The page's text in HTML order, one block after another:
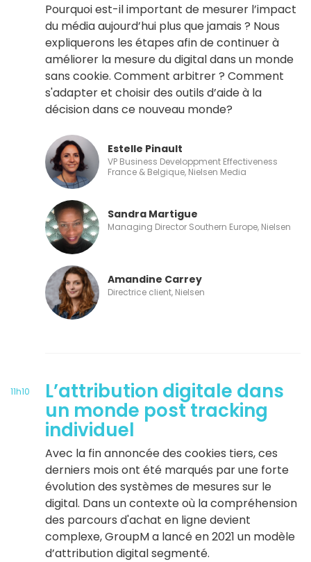
Pourquoi est-il important de mesurer l’impact
du média aujourd’hui plus que jamais ? Nous
expliquerons les étapes afin de continuer à
améliorer la mesure du digital dans un monde
sans cookie. Comment arbitrer ? Comment
s'adapter et choisir des outils d’aide à la
décision dans ce nouveau monde?
Estelle Pinault
VP Business Developpment Effectiveness
France & Belgique, Nielsen Media
Sandra Martigue
Managing Director Southern Europe, Nielsen
Amandine Carrey
Directrice client, Nielsen
11h10 L’attribution digitale dans
un monde post tracking
individuel
Avec la fin annoncée des cookies tiers, ces
derniers mois ont été marqués par une forte
évolution des systèmes de mesures sur le
digital. Dans un contexte où la compréhension
des parcours d'achat en ligne devient
complexe, GroupM a lancé en 2021 un modèle
d’attribution digital segmenté.